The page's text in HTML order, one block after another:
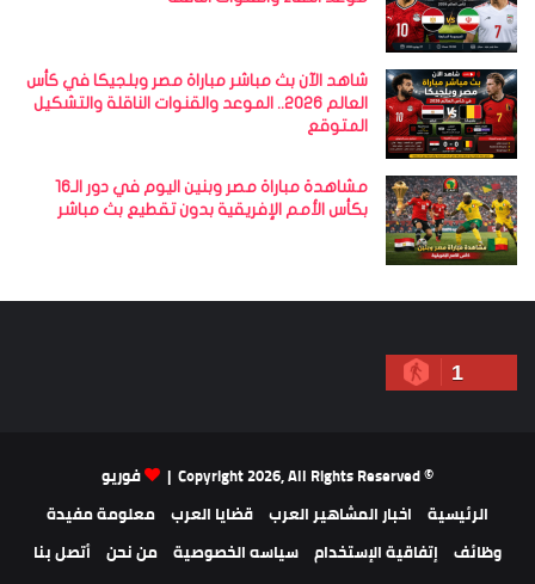
شاهد الآن بث مباشر مباراة مصر وبلجيكا في كأس
العالم 2026.. الموعد والقنوات الناقلة والتشكيل
المتوقع
مشاهدة مباراة مصر وبنين اليوم في دور الـ16
بكأس الأمم الإفريقية بدون تقطيع بث مباشر
1
© Copyright 2026, All Rights Reserved |
فوريو
الرئيسية اخبار المشاهير العرب قضايا العرب معلومة مفيدة
وظائف إتفاقية الإستخدام سياسه الخصوصية من نحن أتصل بنا